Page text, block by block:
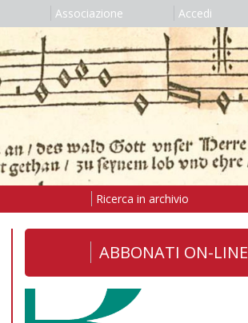
Associazione Accedi
Ricerca in archivio
ABBONATI ON-LINE